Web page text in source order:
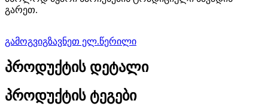
გარეთ.
გამოგვიგზავნეთ ელ.წერილი
პროდუქტის დეტალი
პროდუქტის ტეგები